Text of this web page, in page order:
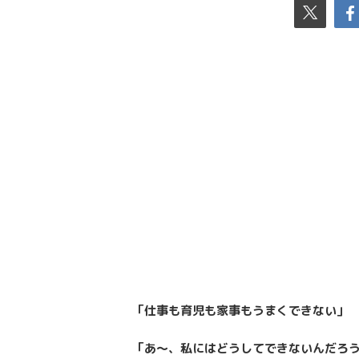
「仕事も育児も家事もうまくできない 」
「あ〜、私にはどうしてできないんだろ